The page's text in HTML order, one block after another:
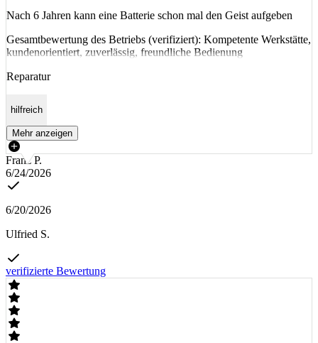
Nach 6 Jahren kann eine Batterie schon mal den Geist aufgeben
Gesamtbewertung des Betriebs (verifiziert): Kompetente Werkstätte,
kundenorientiert, zuverlässig, freundliche Bedienung
Reparatur
hilfreich
Mehr anzeigen
Franz P.
6/24/2026
6/20/2026
Ulfried S.
verifizierte Bewertung